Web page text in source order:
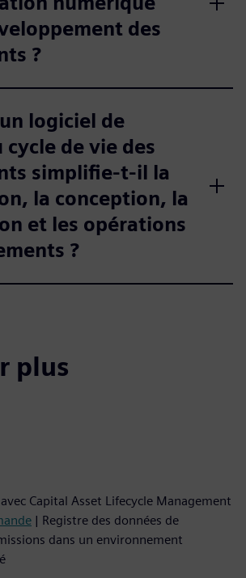
des
?
logiciel de
de vie des
simplifie-t-il la
la conception, la
et les opérations
?
plus
Capital Asset Lifecycle Management
| Registre des données de
dans un environnement